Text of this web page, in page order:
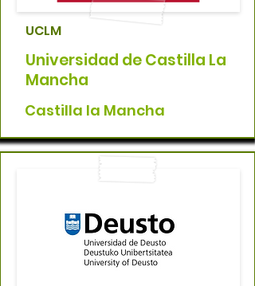
UCLM
Universidad de Castilla La
Mancha
Castilla la Mancha